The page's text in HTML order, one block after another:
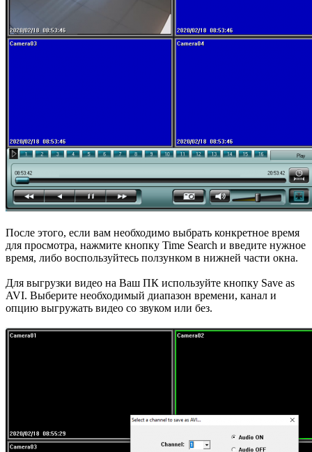
После этого, если вам необходимо выбрать конкретное время
для просмотра, нажмите кнопку Time Search и введите нужное
время, либо воспользуйтесь ползунком в нижней части окна.
Для выгрузки видео на Ваш ПК используйте кнопку Save as
AVI. Выберите необходимый диапазон времени, канал и
опцию выгружать видео со звуком или без.